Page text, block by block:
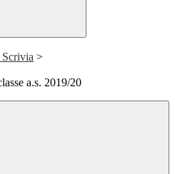
>
a.s. 2019/20